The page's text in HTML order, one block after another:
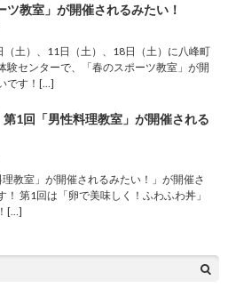
ツ教室」が開催されるみたい！
（土）、11日（土）、18日（土）に八峰町
験センターで、「春のスポーツ教室」が開
です！[…]
第1回「男性料理教室」が開催される
教室」が開催されるみたい！」が開催さ
！ 第1回は「卵で美味しく！ふわふわ丼」
[…]